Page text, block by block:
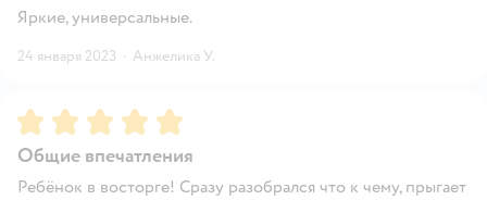
Яркие, универсальные.
24 января 2023 · Анжелика У.
Рейтинг:5
Общие впечатления
Ребёнок в восторге! Сразу разобрался что к чему, прыгает